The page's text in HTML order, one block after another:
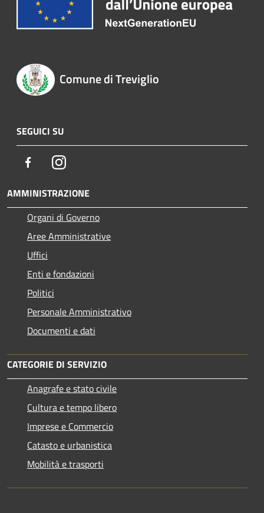
Comune di Treviglio
SEGUICI SU
FacebookInstagram
AMMINISTRAZIONE
Organi di Governo
Aree Amministrative
Uffici
Enti e fondazioni
Politici
Personale Amministrativo
Documenti e dati
CATEGORIE DI SERVIZIO
Anagrafe e stato civile
Cultura e tempo libero
Imprese e Commercio
Catasto e urbanistica
Mobilità e trasporti